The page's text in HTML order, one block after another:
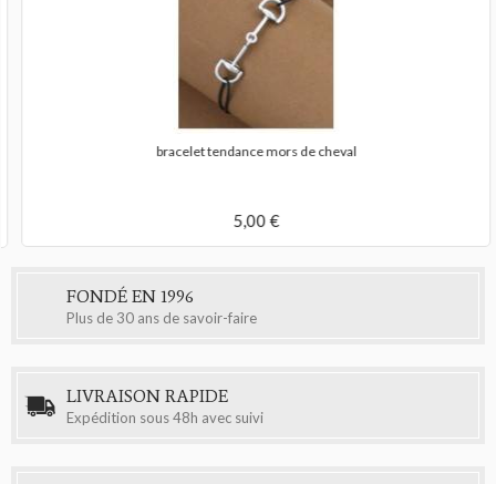
bracelet tendance mors de cheval
5,00 €
FONDÉ EN 1996
Plus de 30 ans de savoir-faire
LIVRAISON RAPIDE
Expédition sous 48h avec suivi